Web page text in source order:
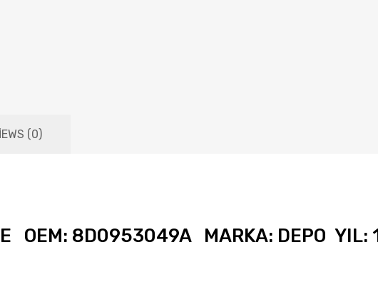
(0)
OEM: 8D0953049A MARKA: DEPO YIL: